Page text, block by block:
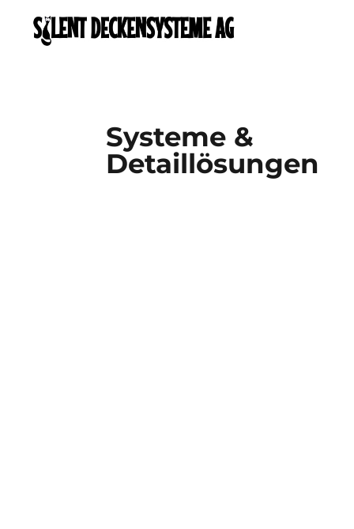
Systeme &
Detaillösungen